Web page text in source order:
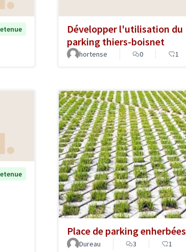
Développer l'utilisation du
parking thiers-boisnet
hortense 0 1
Place de parking enherbées
Dureau
3 1